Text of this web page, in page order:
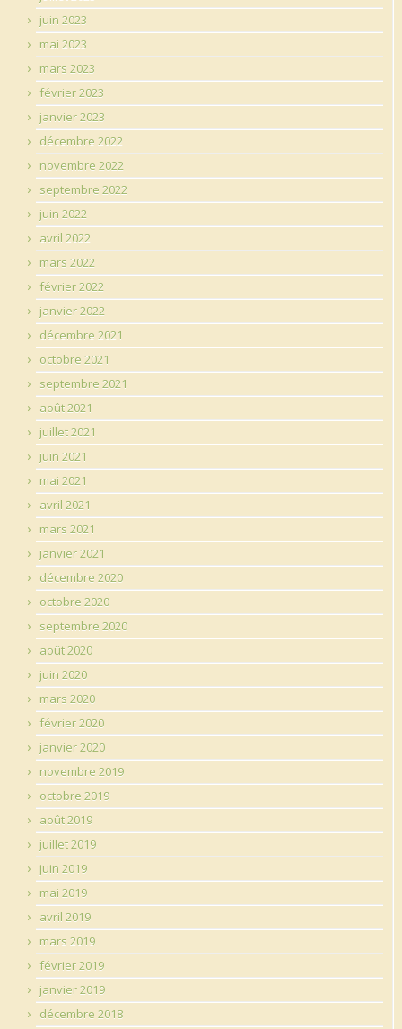
juin 2023
mai 2023
mars 2023
février 2023
janvier 2023
décembre 2022
novembre 2022
septembre 2022
juin 2022
avril 2022
mars 2022
février 2022
janvier 2022
décembre 2021
octobre 2021
septembre 2021
août 2021
juillet 2021
juin 2021
mai 2021
avril 2021
mars 2021
janvier 2021
décembre 2020
octobre 2020
septembre 2020
août 2020
juin 2020
mars 2020
février 2020
janvier 2020
novembre 2019
octobre 2019
août 2019
juillet 2019
juin 2019
mai 2019
avril 2019
mars 2019
février 2019
janvier 2019
décembre 2018